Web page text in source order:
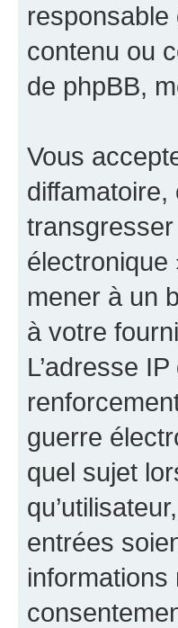
responsable
contenu ou
de phpBB,
Vous
électronique
mener à un
à votre
L’adresse
guerre
quel sujet
entrées